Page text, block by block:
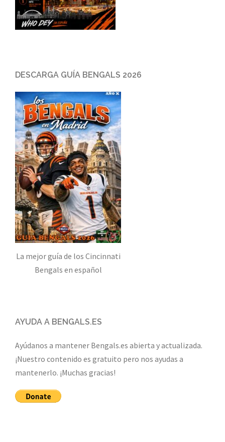
DESCARGA GUÍA BENGALS 2026
La mejor guía de los Cincinnati
Bengals en español
AYUDA A BENGALS.ES
Ayúdanos a mantener Bengals.es abierta y actualizada.
¡Nuestro contenido es gratuito pero nos ayudas a
mantenerlo. ¡Muchas gracias!